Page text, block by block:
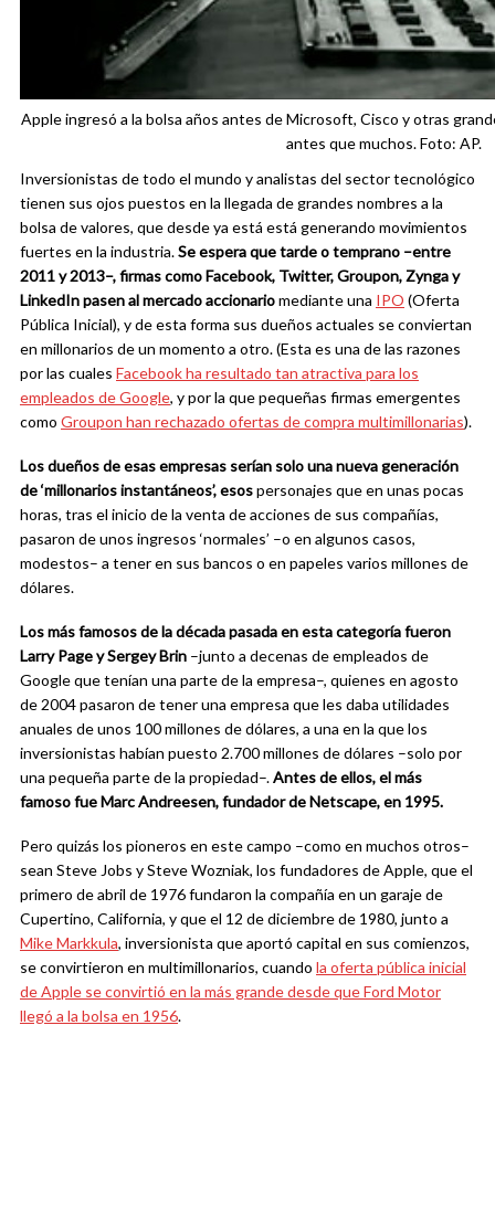
Apple ingresó a la bolsa años antes de Microsoft, Cisco y otras
antes que muchos. Foto: AP.
Inversionistas de todo el mundo y analistas del sector tecnológico
tienen sus ojos puestos en la llegada de grandes nombres a la
bolsa de valores, que desde ya está está generando movimientos
fuertes en la industria.Se espera que tarde o temprano –entre
2011 y 2013–, firmas como Facebook, Twitter, Groupon, Zynga y
LinkedIn pasen al mercado accionariomediante una IPO (Oferta
Pública Inicial), y de esta forma sus dueños actuales se conviertan
en millonarios de un momento a otro. (Esta es una de las razones
por las cuales Facebook ha resultado tan atractiva para los
empleados de Google, y por la que pequeñas firmas emergentes
como Groupon han rechazado ofertas de compra multimillonarias).
Los dueños de esas empresas serían solo una nueva generación
de ‘millonarios instantáneos’, esospersonajes que en unas pocas
horas, tras el inicio de la venta de acciones de sus compañías,
pasaron de unos ingresos ‘normales’ –o en algunos casos,
modestos– a tener en sus bancos o en papeles varios millones de
dólares.
Los más famosos de la década pasada en esta categoría fueron
Larry Page y Sergey Brin –junto a decenas de empleados de
Google que tenían una parte de la empresa–, quienes en agosto
de 2004 pasaron de tener una empresa que les daba utilidades
anuales de unos 100 millones de dólares, a una en la que los
inversionistas habían puesto 2.700 millones de dólares –solo por
una pequeña parte de la propiedad–.Antes de ellos, el más
famoso fue Marc Andreesen, fundador de Netscape, en 1995.
Pero quizás los pioneros en este campo –como en muchos otros–
sean Steve Jobs y Steve Wozniak, los fundadores de Apple, que el
primero de abril de 1976 fundaron la compañía en un garaje de
Cupertino, California, y que el 12 de diciembre de 1980, junto a
Mike Markkula, inversionista que aportó capital en sus comienzos,
se convirtieron en multimillonarios, cuando la oferta pública inicial
de Apple se convirtió en la más grande desde que Ford Motor
llegó a la bolsa en 1956.